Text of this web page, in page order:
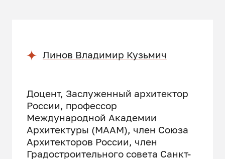
Общественные пространства и
их архитектура
Энергосбережение и
архитектура города
Линов Владимир Кузьмич
Доцент, Заслуженный архитектор
России, профессор
Международной Академии
Архитектуры (МААМ), член Союза
Архитекторов России, член
Градостроительного совета Санкт-